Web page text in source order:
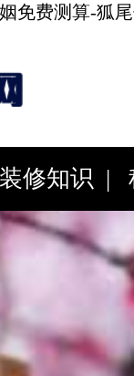
免费测算-狐
装修知识 |
讯 |